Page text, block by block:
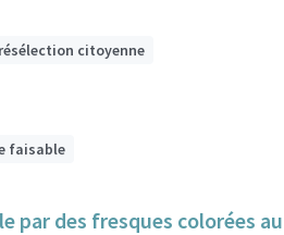
citoyenne
faisable
par des fresques colorées